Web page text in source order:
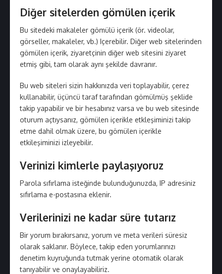
Diğer sitelerden gömülen içerik
Bu sitedeki makaleler gömülü içerik (ör. videolar,
görseller, makaleler, vb.) Içerebilir. Diğer web sitelerinden
gömülen içerik, ziyaretçinin diğer web sitesini ziyaret
etmiş gibi, tam olarak aynı şekilde davranır.
Bu web siteleri sizin hakkınızda veri toplayabilir, çerez
kullanabilir, üçüncü taraf tarafından gömülmüş şeklide
takip yapabilir ve bir hesabınız varsa ve bu web sitesinde
oturum açtıysanız, gömülen içerikle etkleşiminizi takip
etme dahil olmak üzere, bu gömülen içerikle
etkileşiminizi izleyebilir.
Verinizi kimlerle paylaşıyoruz
Parola sıfırlama isteğinde bulunduğunuzda, IP adresiniz
sıfırlama e-postasına eklenir.
Verilerinizi ne kadar süre tutarız
Bir yorum bırakırsanız, yorum ve meta verileri süresiz
olarak saklanır. Böylece, takip eden yorumlarınızı
denetim kuyruğunda tutmak yerine otomatik olarak
tanıyabilir ve onaylayabiliriz.